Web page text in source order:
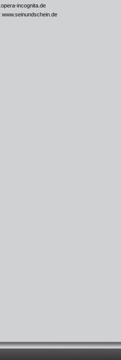
incognita.de
www.seinundschein.de